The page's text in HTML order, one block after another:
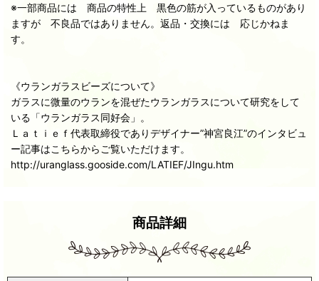
※一部商品には 商品の特性上 黒色の筋が入っているものがあり
ますが 不良品ではありません。返品・交換には 応じかねま
す。
《ウランガラスビーズについて》
ガラスに微量のウランを混ぜたウランガラスについて研究をして
いる「ウランガラス同好会」。
Ｌａｔｉｅｆ代表取締役でありデザイナー”神宮良江”のインタビュ
ー記事はこちらからご覧いただけます。
http://uranglass.gooside.com/LATIEF/JIngu.htm
商品詳細